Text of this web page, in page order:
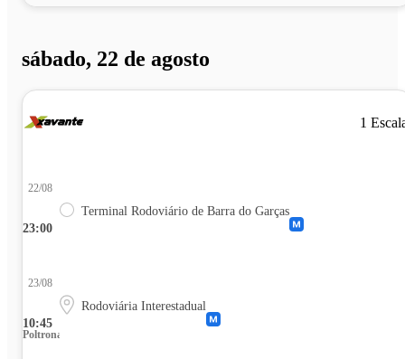
sábado, 22 de agosto
1
23:00
22/08
Terminal Rodoviário de Barra do Garças
10:45
23/08
Rodoviária Interestadual
Poltrona